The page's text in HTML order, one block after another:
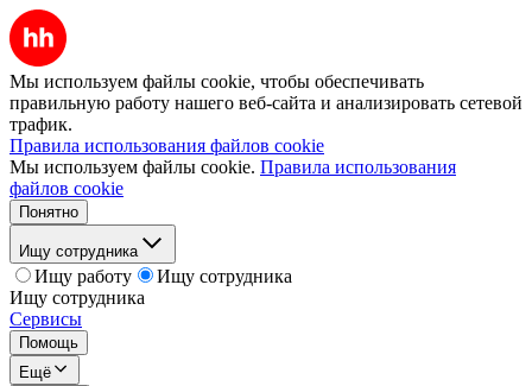
Мы используем файлы cookie, чтобы обеспечивать
правильную работу нашего веб-сайта и анализировать сетевой
трафик.
Правила использования файлов cookie
Мы используем файлы cookie. Правила использования
файлов cookie
Понятно
Ищу сотрудника
Ищу работу
Ищу сотрудника
Ищу сотрудника
Сервисы
Помощь
Ещё